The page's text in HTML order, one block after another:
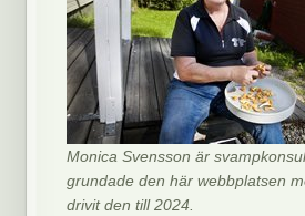
Monica Svensson är
grundade den här webbplatsen
drivit den till 2024.